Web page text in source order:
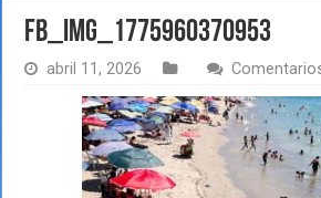
FB_IMG_1775960370953
abril 11, 2026